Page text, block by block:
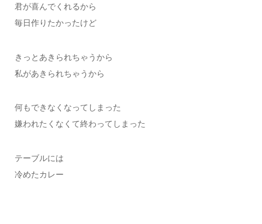
君が喜んでくれるから
毎日作りたかったけど
きっとあきられちゃうから
私があきられちゃうから
何もできなくなってしまった
嫌われたくなくて終わってしまった
テーブルには
冷めたカレー